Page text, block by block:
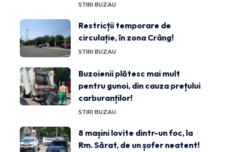
STIRI BUZAU
Restricții temporare de
circulație, în zona Crâng!
STIRI BUZAU
Buzoienii plătesc mai mult
pentru gunoi, din cauza prețului
carburanților!
STIRI BUZAU
8 mașini lovite dintr-un foc, la
Rm. Sărat, de un șofer neatent!